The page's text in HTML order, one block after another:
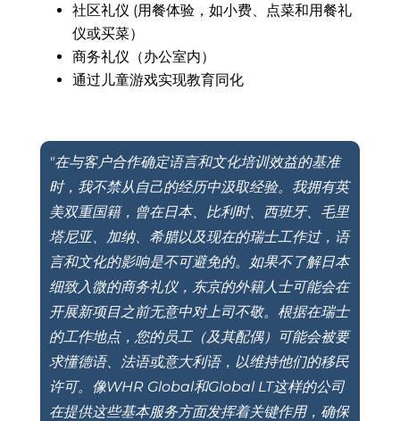
社区礼仪 (用餐体验，如小费、点菜和用餐礼
仪或买菜）
商务礼仪（办公室内）
通过儿童游戏实现教育同化
"在与客户合作确定语言和文化培训效益的基准
时，我不禁从自己的经历中汲取经验。我拥有英
美双重国籍，曾在日本、比利时、西班牙、毛里
塔尼亚、加纳、希腊以及现在的瑞士工作过，语
言和文化的影响是不可避免的。如果不了解日本
细致入微的商务礼仪，东京的外籍人士可能会在
开展新项目之前无意中对上司不敬。根据在瑞士
的工作地点，您的员工（及其配偶）可能会被要
求懂德语、法语或意大利语，以维持他们的移民
许可。像WHR Global和Global LT这样的公司
在提供这些基本服务方面发挥着关键作用，确保